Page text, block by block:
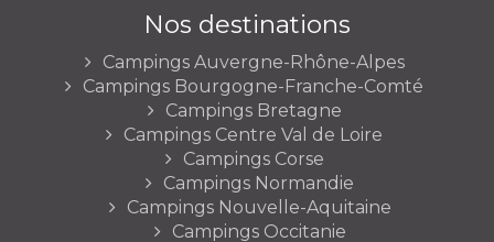
Nos destinations
Campings Auvergne-Rhône-Alpes
Campings Bourgogne-Franche-Comté
Campings Bretagne
Campings Centre Val de Loire
Campings Corse
Campings Normandie
Campings Nouvelle-Aquitaine
Campings Occitanie